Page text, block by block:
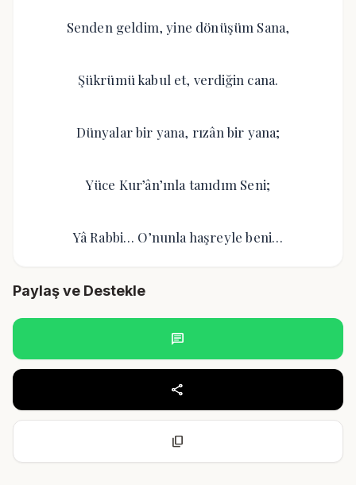
Senden geldim, yine dönüşüm Sana,
Şükrümü kabul et, verdiğin cana.
Dünyalar bir yana, rızân bir yana;
Yüce Kur’ân’ınla tanıdım Seni;
Yâ Rabbi… O’nunla haşreyle beni…
Paylaş ve Destekle
chat
share
content_copy